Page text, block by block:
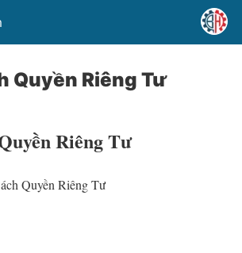
Quyền Riêng Tư
Riêng Tư
Quyền Riêng Tư